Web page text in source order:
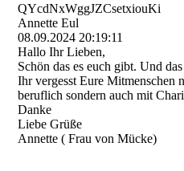
QYcdNxWggJZCsetxiouKi
Annette Eul
08.09.2024 20:19:11
Hallo Ihr Lieben,
Schön das es euch gibt. Und
Ihr vergesst Eure Mitmenschen
beruflich sondern auch mit
Danke
Liebe Grüße
Annette ( Frau von Mücke)